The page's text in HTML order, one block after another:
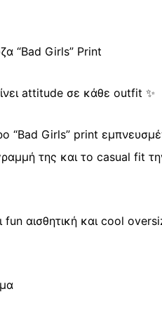
“Bad Girls” Print
attitude σε κάθε outfit ✨
“Bad Girls” print
της και το casual fit
αισθητική και cool